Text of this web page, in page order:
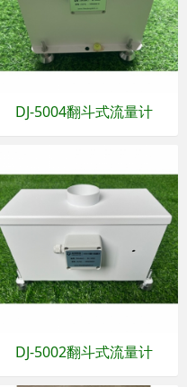
DJ-5004翻斗式流量计
DJ-5002翻斗式流量计